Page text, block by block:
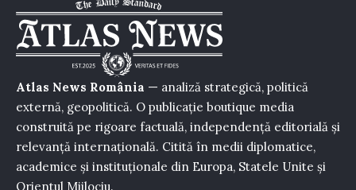
Atlas News România — analiză strategică, politică
externă, geopolitică. O publicație boutique media
construită pe rigoare factuală, independență editorială și
relevanță internațională. Citită în medii diplomatice,
academice și instituționale din Europa, Statele Unite și
Orientul Mijlociu.